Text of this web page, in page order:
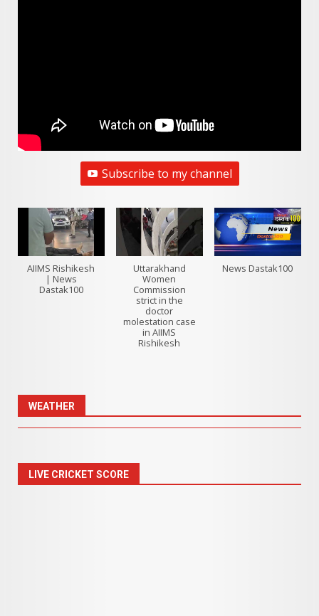
Subscribe to my channel
AIIMS Rishikesh
| News
Dastak100
Uttarakhand
Women
Commission
strict in the
doctor
molestation case
in AIIMS
Rishikesh
News Dastak100
WEATHER
LIVE CRICKET SCORE